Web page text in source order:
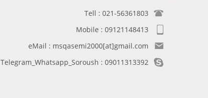
Tell : 021-56361803
Mobile : 09121148413
eMail : msqasemi2000[at]gmail.com
Telegram_Whatsapp_Soroush : 09011313392